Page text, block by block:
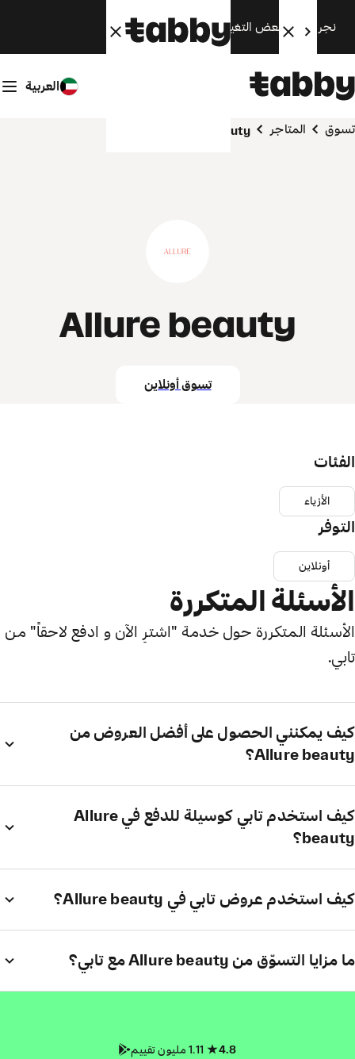
نجري الآن بعض التغييرات. سنعود قريبًا.
العربية
تسوق المتاجر Allure beauty
Allure beauty
تسوق أونلاين
الفئات
الأزياء
التوفر
أونلاين
الأسئلة المتكررة
الأسئلة المتكررة حول خدمة "اشترِ الآن و ادفع لاحقاً" من
تابي.
كيف يمكنني الحصول على أفضل العروض من
Allure beauty؟
كيف استخدم تابي كوسيلة للدفع في Allure
beauty؟
كيف استخدم عروض تابي في Allure beauty؟
ما مزايا التسوّق من Allure beauty مع تابي؟
4.8